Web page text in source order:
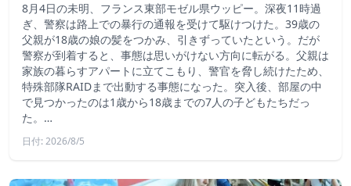
8月4日の未明、フランス東部モゼル県ウッピー。深夜11時過
ぎ、警察は路上での暴行の通報を受けて駆けつけた。39歳の
父親が18歳の娘の髪をつかみ、引きずっていたという。だが
警察が到着すると、事態は思いがけない方向に転がる。父親は
家族の暮らすアパートに立てこもり、警官を脅し続けたため、
特殊部隊RAIDまで出動する事態になった。突入後、部屋の中
で見つかったのは1歳から18歳までの7人の子どもたちだっ
た。…
日付: 2026/8/5